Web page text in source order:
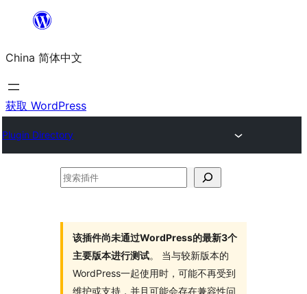
内
容
China 简体中文
获取 WordPress
Plugin Directory
搜
该插件尚未通过WordPress的最新3个
主要版本进行测试。 当与较新版本的
WordPress一起使用时，可能不再受到
维护或支持，并且可能会存在兼容性问